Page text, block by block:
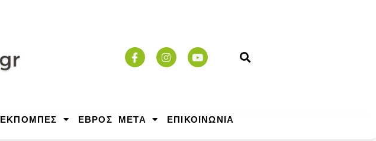
ΕΚΠΟΜΠΕΣ ΕΒΡΟΣ ΜΕΤΑ ΕΠΙΚΟΙΝΩΝΙΑ